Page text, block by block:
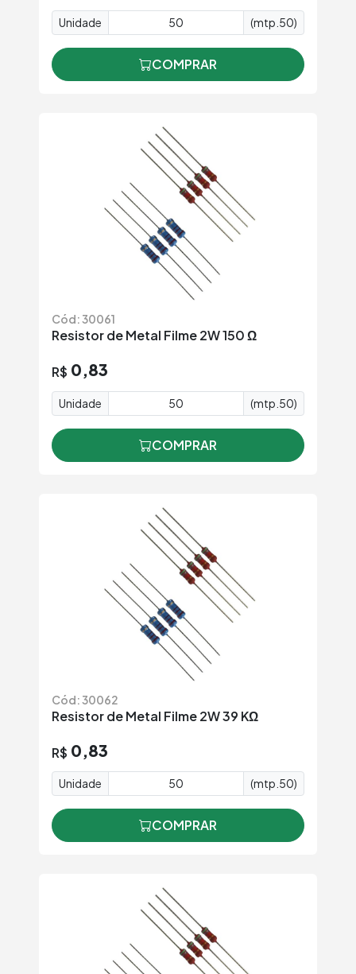
Unidade (mtp.50)
COMPRAR
Cód: 30061
Resistor de Metal Filme 2W 150 Ω
R$ 0,83
Unidade (mtp.50)
COMPRAR
Cód: 30062
Resistor de Metal Filme 2W 39 KΩ
R$ 0,83
Unidade (mtp.50)
COMPRAR